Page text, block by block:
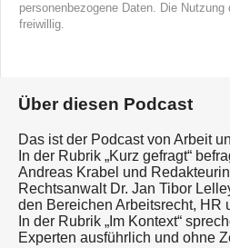
personenbezogene Daten. Die
freiwillig.
Über diesen Podcast
Das ist der Podcast von Arbeit
In der Rubrik „Kurz gefragt“
Andreas Krabel und
Rechtsanwalt Dr. Jan Tibor
den Bereichen Arbeitsrecht, HR
In der Rubrik „Im Kontext“
Experten ausführlich und ohne